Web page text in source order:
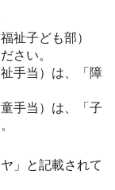
祉子ども部）
さい。
手当）は、「障
手当）は、「子
」と記載されて